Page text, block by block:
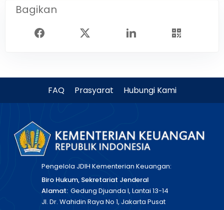
Bagikan
FAQ Prasyarat Hubungi Kami
Pengelola JDIH Kementerian Keuangan:
Biro Hukum, Sekretariat Jenderal
Alamat: Gedung Djuanda I, Lantai 13-14
Jl. Dr. Wahidin Raya No 1, Jakarta Pusat